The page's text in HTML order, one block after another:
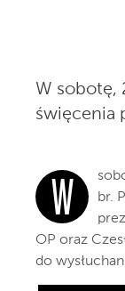
W sobotę,
święcenia
W
br.
OP oraz
do